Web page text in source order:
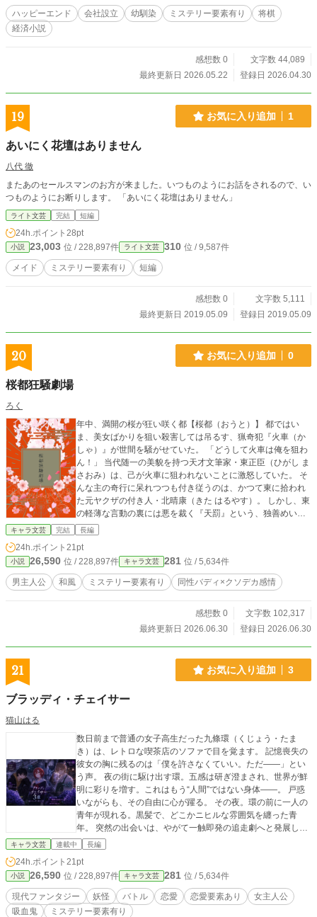
ハッピーエンド 会社設立 幼馴染 ミステリー要素有り
将棋
経済小説
感想数 0
文字数 44,089
最終更新日 2026.05.22
登録日 2026.04.30
19 お気に入り追加 1
あいにく花壇はありません
八代 徹
またあのセールスマンのお方が来ました。いつものようにお話をされるので、い
つものようにお断りします。 「あいにく花壇はありません」
ライト文芸 完結 短編
24h.ポイント 28pt
小説 23,003 位 / 228,897件 ライト文芸 310 位 / 9,587件
メイド ミステリー要素有り 短編
感想数 0
文字数 5,111
最終更新日 2019.05.09
登録日 2019.05.09
20 お気に入り追加 0
桜都狂騒劇場
ろく
年中、満開の桜が狂い咲く都【桜都（おうと）】 都ではい
ま、美女ばかりを狙い殺害しては吊るす、猟奇犯『火車（か
しゃ）』が世間を騒がせていた。 「どうして火車は俺を狙わ
ん！」 当代随一の美貌を持つ天才文筆家・東正臣（ひがし ま
さおみ）は、己が火車に狙われないことに激怒していた。 そ
んな主の奇行に呆れつつも付き従うのは、かつて東に拾われ
た元ヤクザの付き人・北晴康（きた はるやす）。 しかし、東
の軽薄な言動の裏には悪を裁く『天罰』という、独善めいた
正義が隠されていた。 「俺はお前を巻き込みたくない」 「お
桜の香りが交錯する中、「天罰」の幕が上がる――。
キャラ文芸 完結 長編
24h.ポイント 21pt
小説 26,590 位 / 228,897件 キャラ文芸 281 位 / 5,634件
男主人公 和風 ミステリー要素有り 同性バディ×クソデカ感情
感想数 0
文字数 102,317
最終更新日 2026.06.30
登録日 2026.06.30
21 お気に入り追加 3
ブラッディ・チェイサー
猫山はる
数日前まで普通の女子高生だった九條環（くじょう・たま
き）は、レトロな喫茶店のソファで目を覚ます。 記憶喪失の
彼女の胸に残るのは「僕を許さなくていい。ただ――」とい
う声。 夜の街に駆け出す環。五感は研ぎ澄まされ、世界が鮮
明に彩りを増す。これはもう“人間”ではない身体――。 戸惑
いながらも、その自由に心が躍る。 その夜。環の前に一人の
青年が現れる。黒髪で、どこかニヒルな雰囲気を纏った青
年。 突然の出会いは、やがて一触即発の追走劇へと発展して
いく。 逃亡する吸血鬼の少女と、追うハンター。 運命を追い
ファポリスでも掲載しております）
キャラ文芸 連載中 長編
24h.ポイント 21pt
小説 26,590 位 / 228,897件 キャラ文芸 281 位 / 5,634件
現代ファンタジー 妖怪 バトル 恋愛 恋愛要素あり
女主人公
吸血鬼
ミステリー要素有り